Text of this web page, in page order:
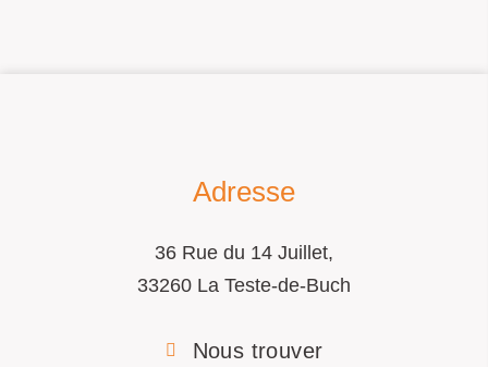
Adresse
36 Rue du 14 Juillet,
33260 La Teste-de-Buch
Nous trouver